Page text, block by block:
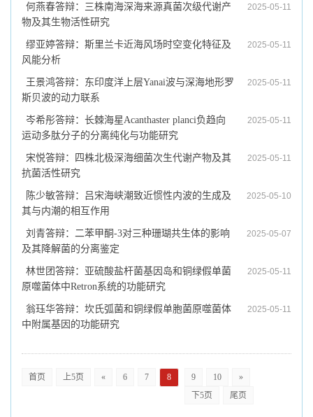
2025-05-11
何燕春答辩：三株南海深海来源真菌次级代谢产
物及其生物活性研究
2025-05-11
缪亚婷答辩：斯里兰卡近海风场时空变化特征及
风能分析
2025-05-11
王景鸿答辩：东印度洋上层Yanai波与深海地形罗
斯贝波的动力联系
2025-05-11
岑希彤答辩：长棘海星Acanthaster planci负趋向
运动多肽分子的分离纯化与功能研究
2025-05-11
宋悦答辩：四株北极深海细菌次生代谢产物及其
抗菌活性研究
2025-05-10
陈少敏答辩：吕宋海峡潮致近惯性内波的生成及
其与内潮的相互作用
2025-05-07
刘青答辩：二苯甲酮-3对三种珊瑚共生体的影响
及其降解菌的分离鉴定
2025-05-11
林世团答辩：亚硫酸盐杆菌基因岛和铜绿假单菌
原噬菌体中Retron系统的功能研究
2025-05-11
翁珏华答辩：坎氏弧菌和铜绿假单胞菌原噬菌体
中附属基因的功能研究
首页 上5页 « 6 7 8 9 10
»
下5页
尾页